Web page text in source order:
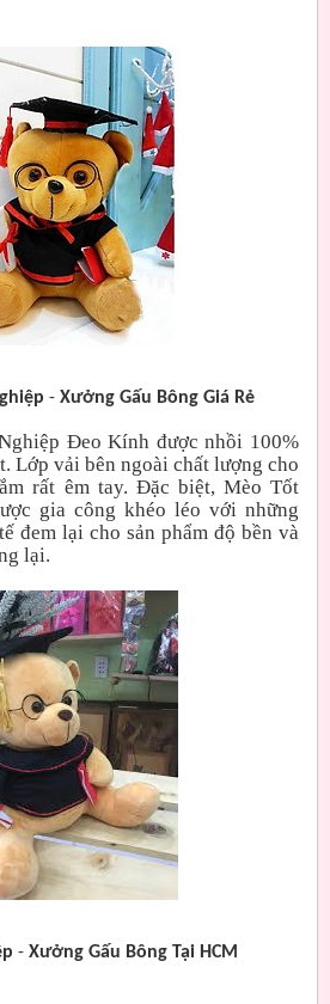
- Xưởng Gấu Bông Giá Rẻ
Đeo Kính được nhồi 100%
Lớp vải bên ngoài chất lượng cho
rất êm tay. Đặc biệt, Mèo Tốt
gia công khéo léo với những
đem lại cho sản phẩm độ bền và
lại.
- Xưởng Gấu Bông Tại HCM